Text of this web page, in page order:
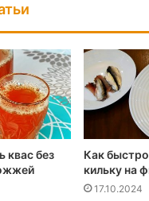
квас без
Как
кильку на
17.10.2024